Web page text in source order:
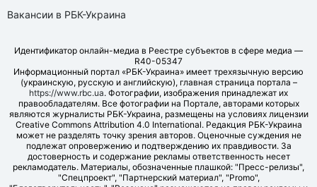
Вакансии в РБК-Украина
Идентификатор онлайн-медиа в Реестре субъектов в сфере медиа —
R40-05347
Информационный портал «РБК-Украина» имеет трехязычную версию
(украинскую, русскую и английскую), главная страница портала –
https://www.rbc.ua. Фотографии, изображения принадлежат их
правообладателям. Все фотографии на Портале, авторами которых
являются журналисты РБК-Украина, размещены на условиях лицензии
Creative Commons Attribution 4.0 International. Редакция РБК-Украина
может не разделять точку зрения авторов. Оценочные суждения не
подлежат опровержению и подтверждению их правдивости. За
достоверность и содержание рекламы ответственность несет
рекламодатель. Материалы, обозначенные плашкой: "Пресс-релизы",
"Спецпроект", "Партнерский материал", "Promo",